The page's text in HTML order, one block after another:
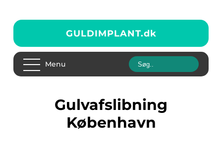
GULDIMPLANT.dk
Menu
gulvafslibning
København